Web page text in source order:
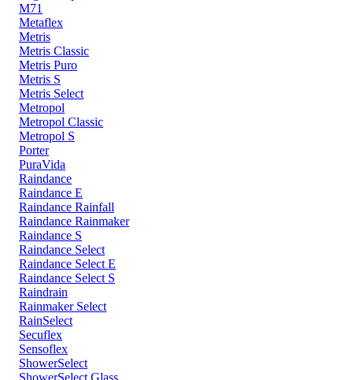
M71
Metaflex
Metris
Metris Classic
Metris Puro
Metris S
Metris Select
Metropol
Metropol Classic
Metropol S
Porter
PuraVida
Raindance
Raindance E
Raindance Rainfall
Raindance Rainmaker
Raindance S
Raindance Select
Raindance Select E
Raindance Select S
Raindrain
Rainmaker Select
RainSelect
Secuflex
Sensoflex
ShowerSelect